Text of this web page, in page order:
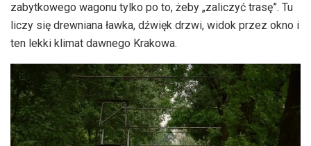
zabytkowego wagonu tylko po to, żeby „zaliczyć trasę”. Tu
liczy się drewniana ławka, dźwięk drzwi, widok przez okno i
ten lekki klimat dawnego Krakowa.